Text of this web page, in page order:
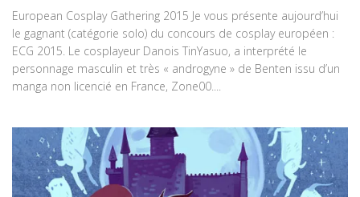
European Cosplay Gathering 2015 Je vous présente aujourd’hui
le gagnant (catégorie solo) du concours de cosplay européen :
ECG 2015. Le cosplayeur Danois TinYasuo, a interprété le
personnage masculin et très « androgyne » de Benten issu d’un
manga non licencié en France, Zone00....